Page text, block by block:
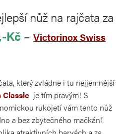
nůž na rajčata za
Kč – Victorinox Swiss
který zvládne i tu nejjemnější
je tím pravým! S
rukojetí vám tento nůž
a bez zbytečného mačkání.